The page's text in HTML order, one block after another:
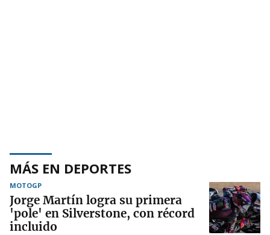
MÁS EN DEPORTES
MOTOGP
Jorge Martín logra su primera
'pole' en Silverstone, con récord
incluido